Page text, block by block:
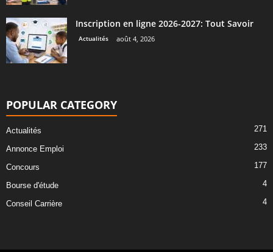
Inscription en ligne 2026-2027: Tout Savoir
Actualités août 4, 2026
POPULAR CATEGORY
Actualités 271
Annonce Emploi 233
Concours 177
Bourse d'étude 4
Conseil Carrière 4